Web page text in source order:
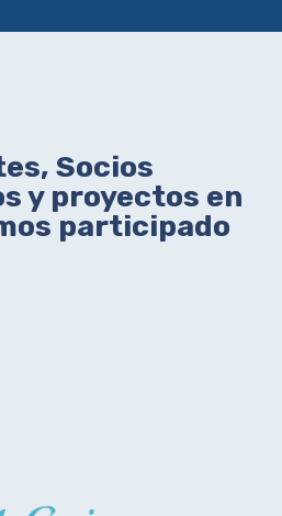
Socios
y proyectos en
participado